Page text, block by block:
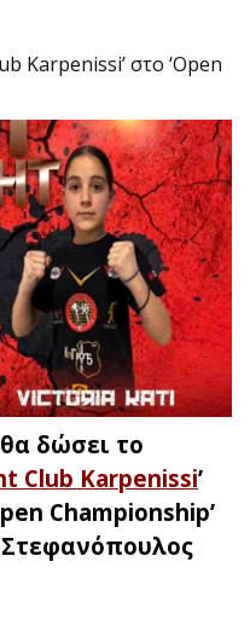
Karpenissi’ στο ‘Open
δώσει το
Club Karpenissi’
Championship’
Στεφανόπουλος